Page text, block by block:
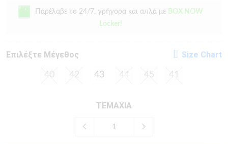
Παρέλαβε το 24/7, γρήγορα και απλά με BOX NOW
Locker!
Eπιλέξτε Μέγεθος Size Chart
40 42 43 44 45 41
ΤΕΜΑΧΙΑ